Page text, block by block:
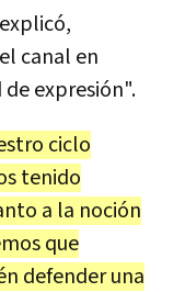
canal en
expresión".
ciclo
tenido
a la noción
que
defender una